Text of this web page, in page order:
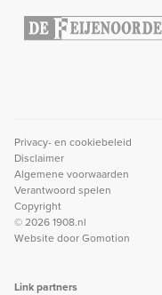
Privacy- en cookiebeleid
Disclaimer
Algemene voorwaarden
Verantwoord spelen
Copyright
© 2026 1908.nl
Website doorGomotion
Link partners